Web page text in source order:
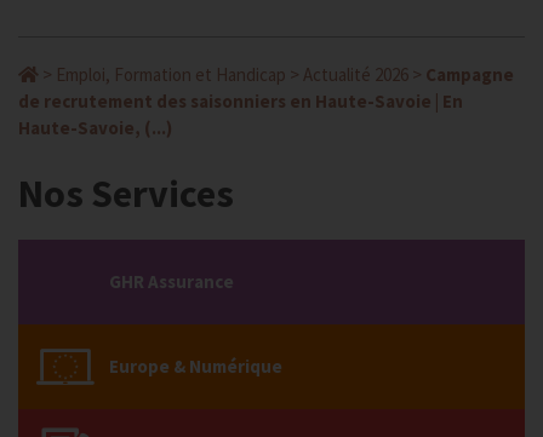
> Emploi, Formation et Handicap > Actualité 2026 > Campagne
de recrutement des saisonniers en Haute-Savoie | En
Haute-Savoie, (...)
Nos Services
GHR Assurance
Europe & Numérique